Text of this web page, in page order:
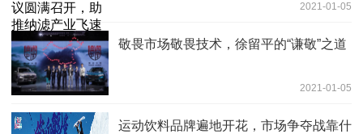
2021-01-05
敬畏市场敬畏技术，徐留平的“谦敬”之道
2021-01-05
运动饮料品牌遍地开花，市场争夺战靠什